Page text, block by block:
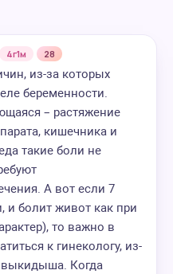
4г1м 28
из-за которых
беременности.
– растяжение
кишечника и
такие боли не
А вот если 7
и болит живот как при
то важно в
к гинекологу, из-
выкидыша. Когда